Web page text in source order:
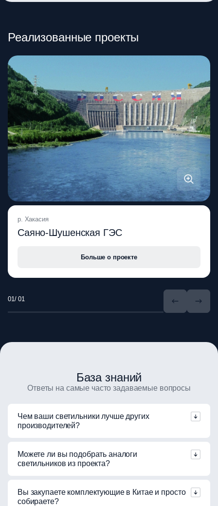
Реализованные проекты
р. Хакасия
Саяно-Шушенская ГЭС
Больше о проекте
/ 01
База знаний
Ответы на самые часто задаваемые вопросы
Чем ваши светильники лучше других
производителей?
Можете ли вы подобрать аналоги
светильников из проекта?
Вы закупаете комплектующие в Китае и просто
собираете?